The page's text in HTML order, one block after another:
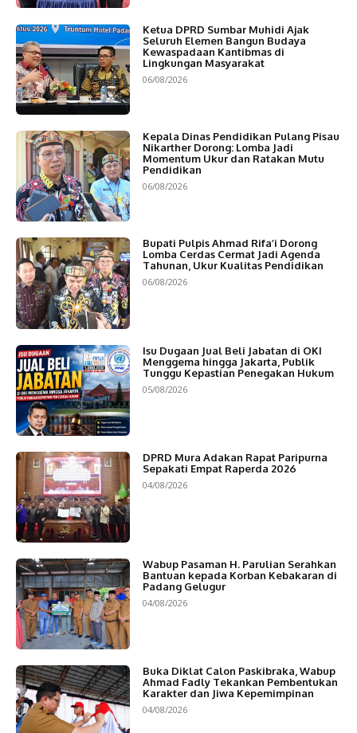
Ketua DPRD Sumbar Muhidi Ajak
Seluruh Elemen Bangun Budaya
Kewaspadaan Kantibmas di
Lingkungan Masyarakat
06/08/2026
Kepala Dinas Pendidikan Pulang Pisau
Nikarther Dorong: Lomba Jadi
Momentum Ukur dan Ratakan Mutu
Pendidikan
06/08/2026
Bupati Pulpis Ahmad Rifa’i Dorong
Lomba Cerdas Cermat Jadi Agenda
Tahunan, Ukur Kualitas Pendidikan
06/08/2026
Isu Dugaan Jual Beli Jabatan di OKI
Menggema hingga Jakarta, Publik
Tunggu Kepastian Penegakan Hukum
05/08/2026
DPRD Mura Adakan Rapat Paripurna
Sepakati Empat Raperda 2026
04/08/2026
Wabup Pasaman H. Parulian Serahkan
Bantuan kepada Korban Kebakaran di
Padang Gelugur
04/08/2026
Buka Diklat Calon Paskibraka, Wabup
Ahmad Fadly Tekankan Pembentukan
Karakter dan Jiwa Kepemimpinan
04/08/2026